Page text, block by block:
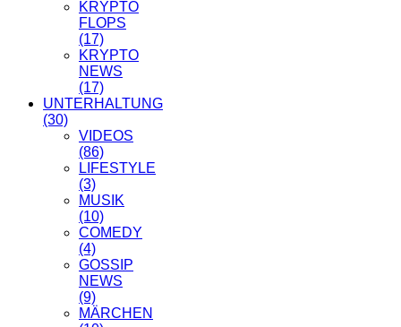
KRYPTO
FLOPS
(17)
KRYPTO
NEWS
(17)
UNTERHALTUNG
(30)
VIDEOS
(86)
LIFESTYLE
(3)
MUSIK
(10)
COMEDY
(4)
GOSSIP
NEWS
(9)
MÄRCHEN